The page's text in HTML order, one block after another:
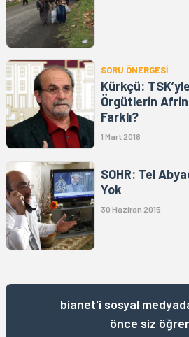
SORU ÖNERGESİ
Kürkçü:
Örgütlerin
Farklı?
1 Mart 2018
SOHR: Tel
Yok
30 Haziran 2015
bianet'i sosyal
önce siz